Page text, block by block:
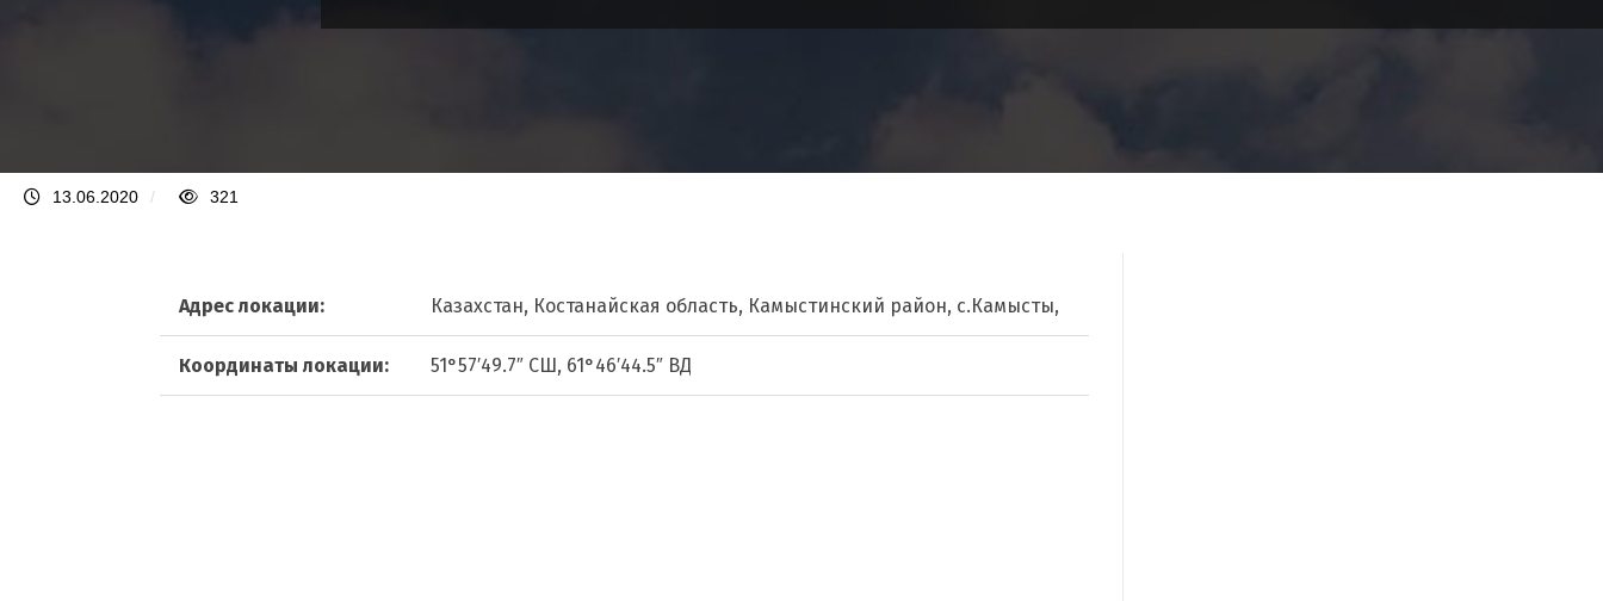
13.06.2020 / 321
Адрес локации: Казахстан, Костанайская область, Камыстинский район, с.Камысты,
Координаты локации: 51°57′49.7″ СШ, 61°46′44.5″ ВД